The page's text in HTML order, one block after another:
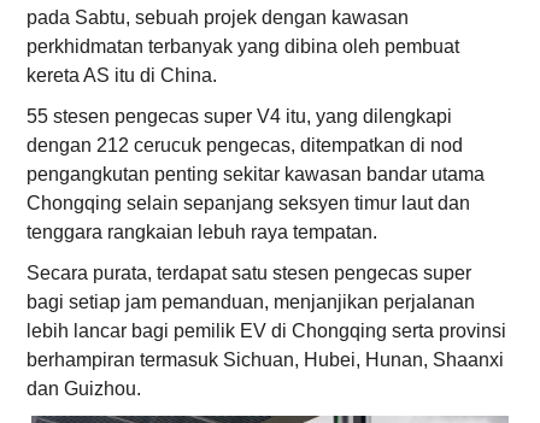
pada Sabtu, sebuah projek dengan kawasan
perkhidmatan terbanyak yang dibina oleh pembuat
kereta AS itu di China.
55 stesen pengecas super V4 itu, yang dilengkapi
dengan 212 cerucuk pengecas, ditempatkan di nod
pengangkutan penting sekitar kawasan bandar utama
Chongqing selain sepanjang seksyen timur laut dan
tenggara rangkaian lebuh raya tempatan.
Secara purata, terdapat satu stesen pengecas super
bagi setiap jam pemanduan, menjanjikan perjalanan
lebih lancar bagi pemilik EV di Chongqing serta provinsi
berhampiran termasuk Sichuan, Hubei, Hunan, Shaanxi
dan Guizhou.